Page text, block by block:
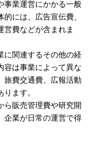
事業運営にかかる一般
には、広告宣伝費、
営費などが含まれま
に関連するその他の経
容は事業によって異な
旅費交通費、広報活動
ます。
ら販売管理費や研究開
企業が日常の運営で得